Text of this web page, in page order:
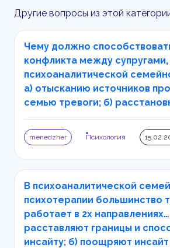
Другие вопросы из этой
Чему должно
конфликта между супругами,
психоаналитической
а) отысканию источников
семью тревоги; б)
menedzher Психология
В психоаналитической
психотерапии большинство
работает в 2х
расставляют границы и
инсайту; б) поощряют инсайт